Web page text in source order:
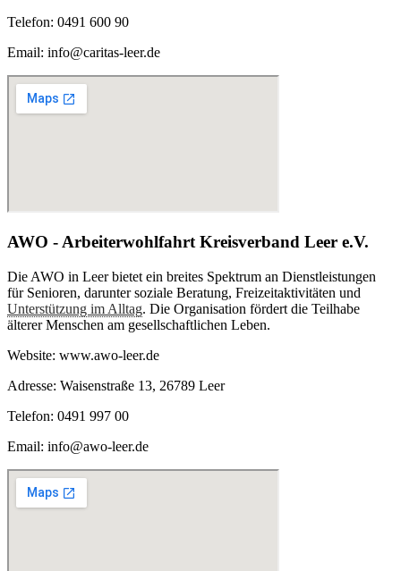
Telefon: 0491 600 90
Email: info@caritas-leer.de
AWO - Arbeiterwohlfahrt Kreisverband Leer e.V.
Die AWO in Leer bietet ein breites Spektrum an Dienstleistungen
für Senioren, darunter soziale Beratung, Freizeitaktivitäten und
Unterstützung im Alltag. Die Organisation fördert die Teilhabe
älterer Menschen am gesellschaftlichen Leben.
Website: www.awo-leer.de
Adresse: Waisenstraße 13, 26789 Leer
Telefon: 0491 997 00
Email: info@awo-leer.de